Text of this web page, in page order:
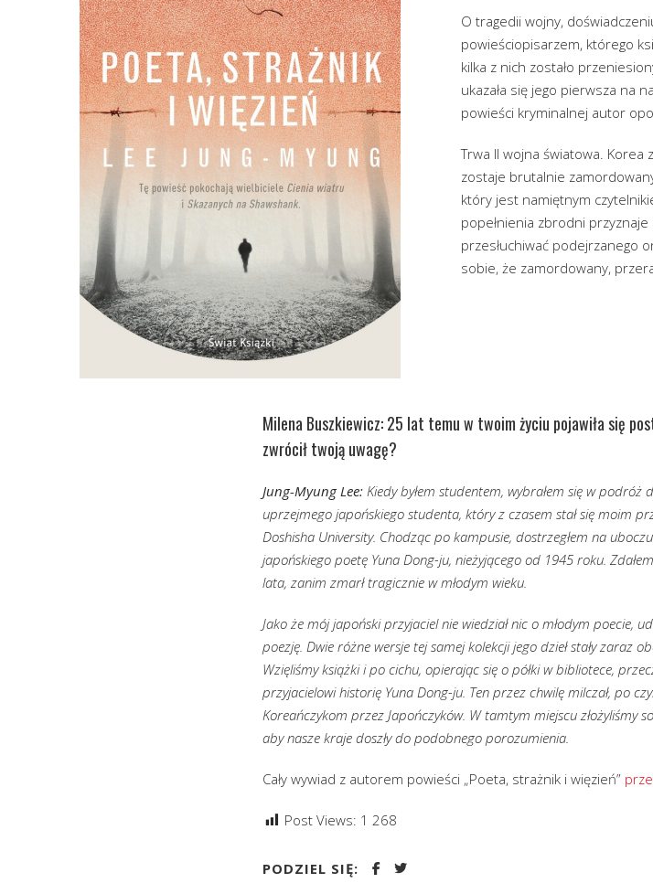
O tragedii wojny,
powieściopisarzem, którego
kilka z nich zostało
ukazała się jego pierwsza na
powieści kryminalnej autor
Trwa II wojna światowa. Korea
zostaje brutalnie
który jest namiętnym
popełnienia zbrodni
przesłuchiwać podejrzanego
sobie, że zamordowany,
Milena Buszkiewicz: 25 lat temu w twoim życiu pojawiła się
zwrócił twoją uwagę?
Jung-Myung Lee: Kiedy byłem studentem, wybrałem się w podróż
uprzejmego japońskiego studenta, który z czasem stał się moim
Doshisha University. Chodząc po kampusie, dostrzegłem na
japońskiego poetę Yuna Dong-ju, nieżyjącego od 1945 roku.
lata, zanim zmarł tragicznie w młodym wieku.
Jako że mój japoński przyjaciel nie wiedział nic o młodym poecie,
poezję. Dwie różne wersje tej samej kolekcji jego dzieł stały zaraz
Wzięliśmy książki i po cichu, opierając się o półki w bibliotece,
przyjacielowi historię Yuna Dong-ju. Ten przez chwilę milczał, po
Koreańczykom przez Japończyków. W tamtym miejscu złożyliśmy
aby nasze kraje doszły do podobnego porozumienia.
Cały wywiad z autorem powieści „Poeta, strażnik i więzień”
Post Views: 1 268
PODZIEL SIĘ: